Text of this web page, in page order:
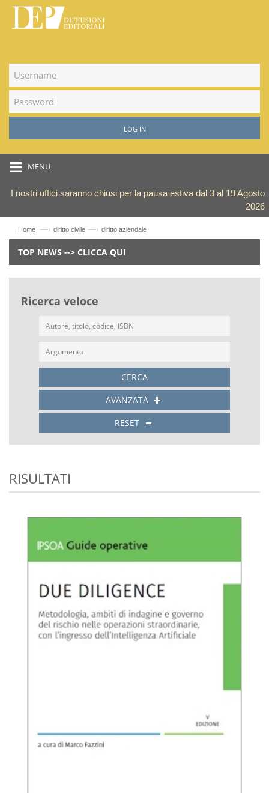
LOG IN
MENU
I nostri uffici saranno chiusi per la pausa estiva dal 3 al 19 Agosto
2026
Home —› diritto civile —› diritto aziendale
TOP NEWS --> CLICCA QUI
Ricerca veloce
CERCA
AVANZATA
RESET
RISULTATI